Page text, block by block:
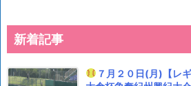
新着記事
７月２０日(月)【レ